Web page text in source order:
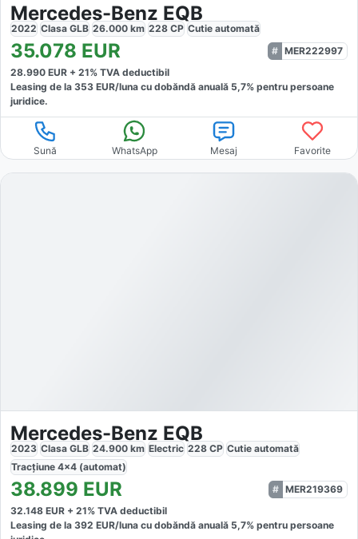
Mercedes-Benz EQB
2022 Clasa GLB 26.000 km 228 CP Cutie automată
35.078 EUR
MER222997
28.990 EUR + 21% TVA deductibil
Leasing de la 353 EUR/luna cu dobăndă anuală 5,7% pentru persoane
juridice.
Sună WhatsApp Mesaj Favorite
Mercedes-Benz EQB
2023 Clasa GLB 24.900 km Electric 228 CP Cutie automată
Tracțiune 4x4 (automat)
38.899 EUR
MER219369
32.148 EUR + 21% TVA deductibil
Leasing de la 392 EUR/luna cu dobăndă anuală 5,7% pentru persoane